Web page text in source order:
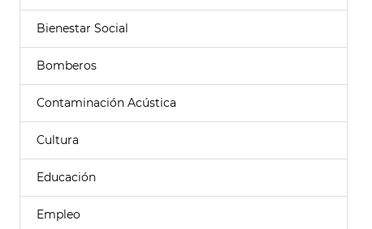
Bienestar Social
Bomberos
Contaminación Acústica
Cultura
Educación
Empleo